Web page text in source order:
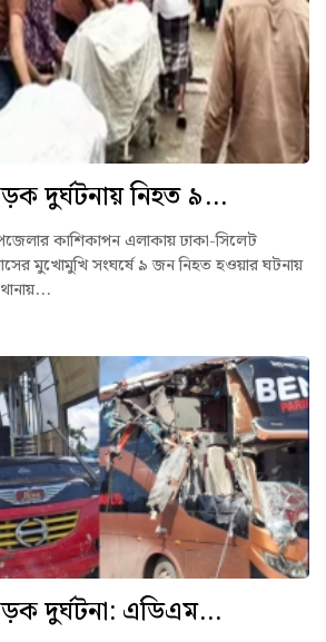
দুর্ঘটনায় নিহত ৯...
কাশিকাপন এলাকায় ঢাকা-সিলেট
মুখোমুখি সংঘর্ষে ৯ জন নিহত হওয়ার ঘটনায়
দুর্ঘটনা: এডিএম...